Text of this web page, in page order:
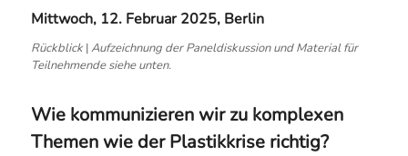
Mittwoch, 12. Februar 2025, Berlin
Rückblick|Aufzeichnung der Paneldiskussion und Material für
Teilnehmende siehe unten.
Wie kommunizieren wir zu komplexen
Themen wie der Plastikkrise richtig?